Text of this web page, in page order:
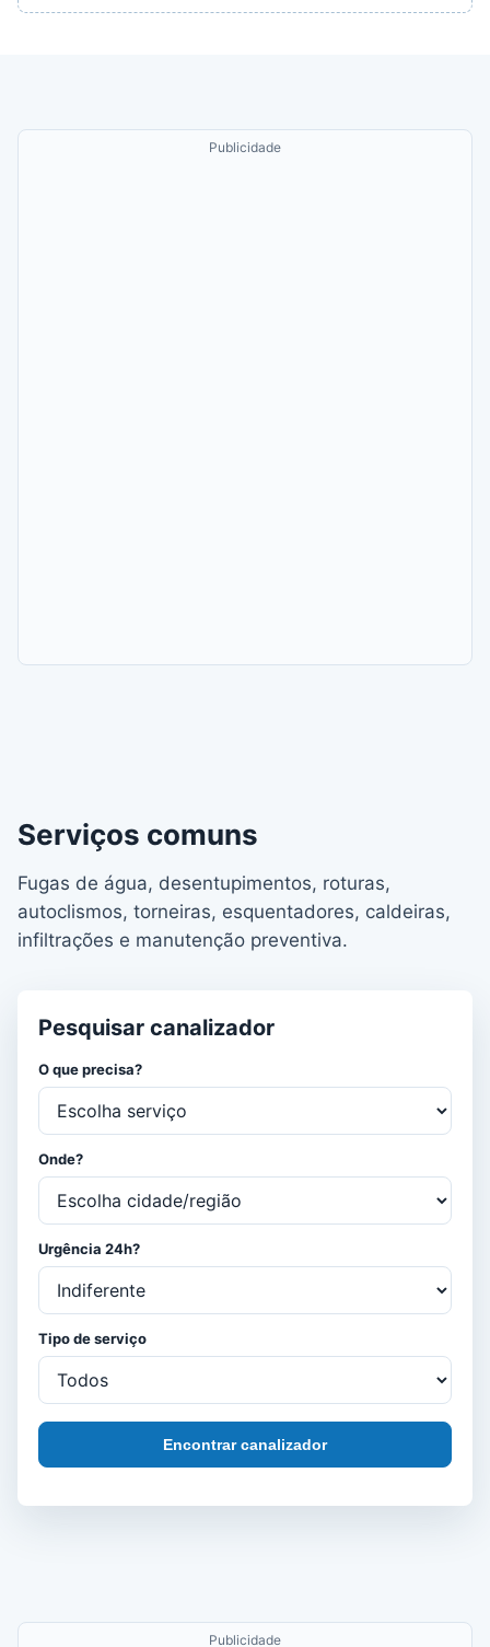
Publicidade
Serviços comuns
Fugas de água, desentupimentos, roturas,
autoclismos, torneiras, esquentadores, caldeiras,
infiltrações e manutenção preventiva.
Pesquisar canalizador
O que precisa?
Onde?
Urgência 24h?
Tipo de serviço
Encontrar canalizador
Publicidade